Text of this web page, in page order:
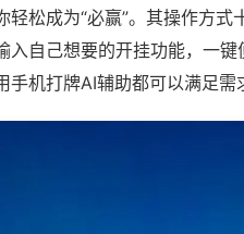
轻松成为“必赢”。其操作方
入自己想要的开挂功能，一
机打牌AI辅助都可以满足需